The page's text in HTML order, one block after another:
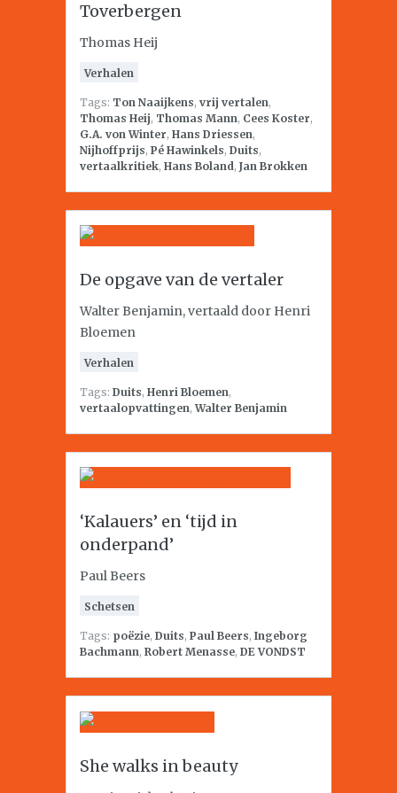
Toverbergen
Thomas Heij
Verhalen
Tags: Ton Naaijkens, vrij vertalen,
Thomas Heij, Thomas Mann, Cees Koster,
G.A. von Winter, Hans Driessen,
Nijhoffprijs, Pé Hawinkels, Duits,
vertaalkritiek, Hans Boland, Jan Brokken
De opgave van de vertaler
Walter Benjamin, vertaald door Henri
Bloemen
Verhalen
Tags: Duits, Henri Bloemen,
vertaalopvattingen,Walter Benjamin
‘Kalauers’ en ‘tijd in
onderpand’
Paul Beers
Schetsen
Tags: poëzie, Duits, Paul Beers, Ingeborg
Bachmann, Robert Menasse, DE VONDST
She walks in beauty